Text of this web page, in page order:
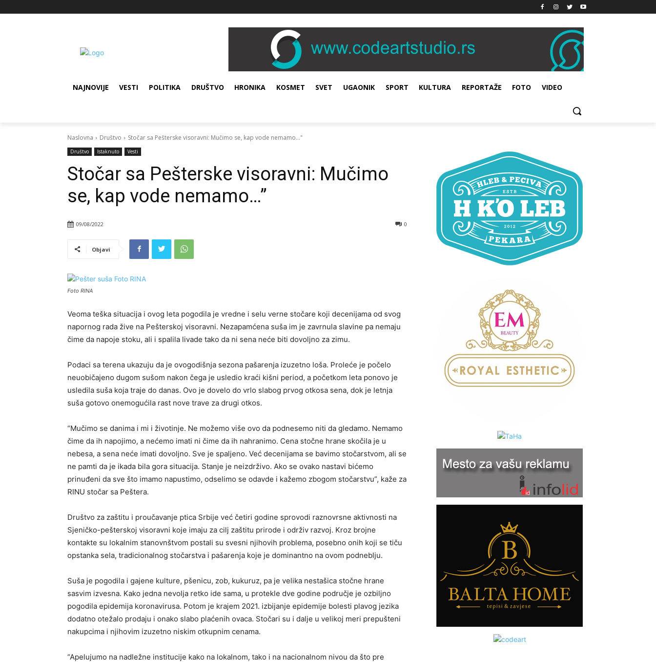
NAJNOVIJE VESTI POLITIKA DRUŠTVO HRONIKA KOSMET SVET UGAONIK SPORT KULTURA REPORTAŽE FOTO VIDEO
Naslovna Društvo Stočar sa Pešterske visoravni: Mučimo se, kap vode nemamo..."
Društvo Istaknuto Vesti
Stočar sa Pešterske visoravni: Mučimo
se, kap vode nemamo…”
09/08/2022 0
Objavi
Foto RINA
Veoma teška situacija i ovog leta pogodila je vredne i selu verne stočare koji decenijama od svog
napornog rada žive na Pešterskoj visoravni. Nezapamćena suša im je zavrnula slavine pa nemaju
čime da napoje stoku, ali i spalila livade tako da ni sena neće biti dovoljno za zimu.
Podaci sa terena ukazuju da je ovogodišnja sezona pašarenja izuzetno loša. Proleće je počelo
neuobičajeno dugom sušom nakon čega je usledio kraći kišni period, a početkom leta ponovo je
usledila suša koja traje do danas. Ovo je dovelo do vrlo slabog prvog otkosa sena, dok je letnja
suša gotovo onemogućila rast nove trave za drugi otkos.
“Mučimo se danima i mi i životinje. Ne možemo više ovo da podnesemo niti da gledamo. Nemamo
čime da ih napojimo, a nećemo imati ni čime da ih nahranimo. Cena stočne hrane skočila je u
nebesa, a sena neće imati dovoljno. Sve je spaljeno. Već decenijama se bavimo stočarstvom, ali se
ne pamti da je ikada bila gora situacija. Stanje je neizdrživo. Ako se ovako nastavi bićemo
prinuđeni da sve što imamo napustimo, odselimo se odavde i kažemo zbogom stočarstvu”, kaže za
RINU stočar sa Peštera.
Društvo za zaštitu i proučavanje ptica Srbije već četiri godine sprovodi raznovrsne aktivnosti na
Sjeničko-pešterskoj visoravni koje imaju za cilj zaštitu prirode i održiv razvoj. Kroz brojne
kontakte su lokalnim stanovnštvom postali su svesni njihovih problema, posebno onih koji se tiču
opstanka sela, tradicionalnog stočarstva i pašarenja koje je dominantno na ovom podneblju.
Suša je pogodila i gajene kulture, pšenicu, zob, kukuruz, pa je velika nestašica stočne hrane
sasvim izvesna. Kako jedna nevolja retko ide sama, u protekle dve godine područje je ozbiljno
pogodila epidemija koronavirusa. Potom je krajem 2021. izbijanje epidemije bolesti plavog jezika
dodatno otežalo prodaju i onako slabo plaćenih ovaca. Stočari su i dalje u velikoj meri prepušteni
nakupcima i njihovim izuzetno niskim otkupnim cenama.
“Apelujumo na nadležne institucije kako na lokalnom, tako i na nacionalnom nivou da što pre